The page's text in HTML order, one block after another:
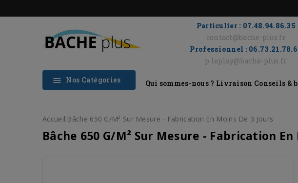
Particulier : 07.48.94.86.35
contact@bache-plus.fr
Professionnel :
p.leplay@bache-plus.fr
 Nos Catégories Qui sommes-nous ? Livraison Conseils &
Accueil Bâche 650 G/m² Sur Mesure - Fabrication En Moins De 3 Jours
Bâche 650 G/m² Sur Mesure - Fabrication En